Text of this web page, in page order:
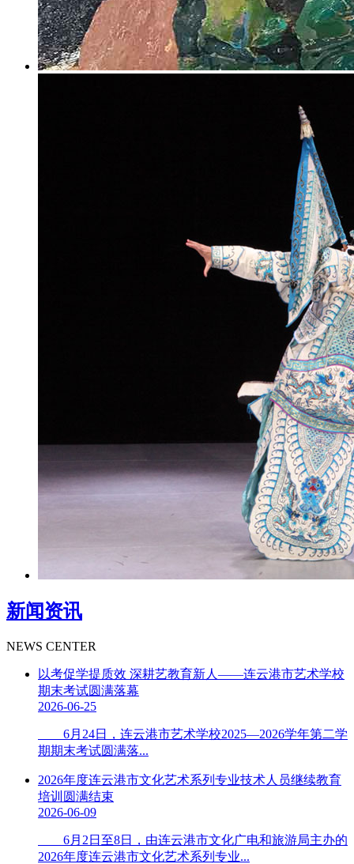
新闻资讯
NEWS CENTER
以考促学提质效 深耕艺教育新人——连云港市艺术学校
期末考试圆满落幕
2026-06-25
6月24日，连云港市艺术学校2025—2026学年第二学
期期末考试圆满落...
2026年度连云港市文化艺术系列专业技术人员继续教育
培训圆满结束
2026-06-09
6月2日至8日，由连云港市文化广电和旅游局主办的
2026年度连云港市文化艺术系列专业...